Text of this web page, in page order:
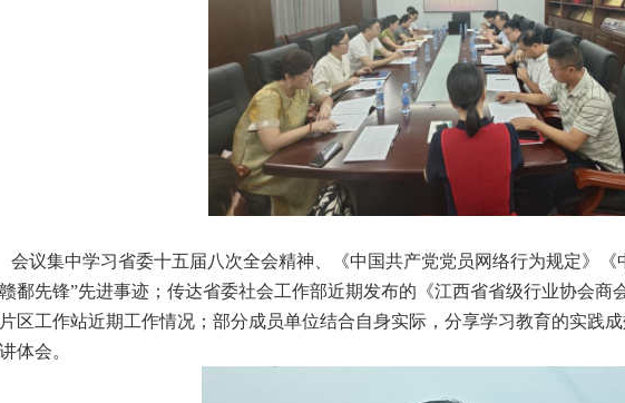
会议集中学习省委十五届八次全会精神、《中国共产党党员网络行为规定》《
鄱先锋”先进事迹；传达省委社会工作部近期发布的《江西省省级行业协会商
区工作站近期工作情况；部分成员单位结合自身实际，分享学习教育的实践
体会。